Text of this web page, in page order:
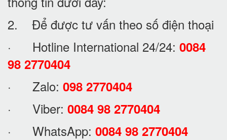
2. Để được tư vấn theo số điện thoại
· Hotline International 24/24: 0084
98 2770404
· Zalo: 098 2770404
· Viber: 0084 98 2770404
· WhatsApp: 0084 98 2770404